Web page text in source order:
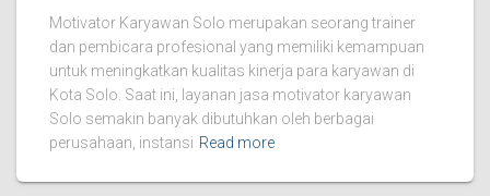
Motivator Karyawan Solo merupakan seorang trainer
dan pembicara profesional yang memiliki kemampuan
untuk meningkatkan kualitas kinerja para karyawan di
Kota Solo. Saat ini, layanan jasa motivator karyawan
Solo semakin banyak dibutuhkan oleh berbagai
perusahaan, instansi Read more